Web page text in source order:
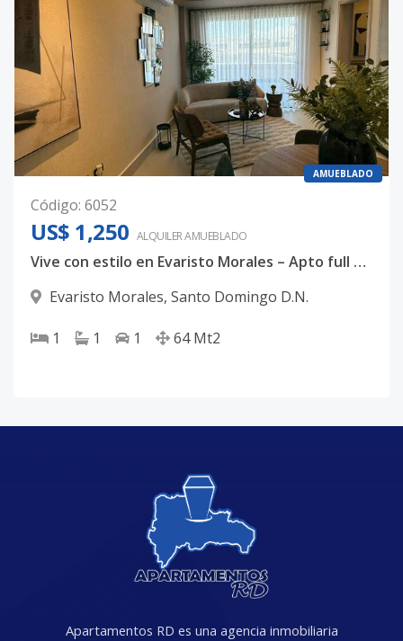
AMUEBLADO
Código: 6052
US$ 1,250 ALQUILERAMUEBLADO
Vive con estilo en Evaristo Morales – Apto full amueblado
Evaristo Morales, Santo Domingo D.N.
1 1 1 64 Mt2
Apartamentos RD es una agencia inmobiliaria